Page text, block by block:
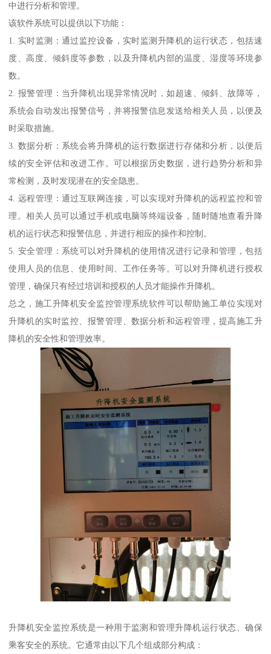
中进行分析和管理。
该软件系统可以提供以下功能：
1. 实时监测：通过监控设备，实时监测升降机的运行状态，包括速
度、高度、倾斜度等参数，以及升降机内部的温度、湿度等环境参
数。
2. 报警管理：当升降机出现异常情况时，如超速、倾斜、故障等，
系统会自动发出报警信号，并将报警信息发送给相关人员，以便及
时采取措施。
3. 数据分析：系统会将升降机的运行数据进行存储和分析，以便后
续的安全评估和改进工作。可以根据历史数据，进行趋势分析和异
常检测，及时发现潜在的安全隐患。
4. 远程管理：通过互联网连接，可以实现对升降机的远程监控和管
理。相关人员可以通过手机或电脑等终端设备，随时随地查看升降
机的运行状态和报警信息，并进行相应的操作和控制。
5. 安全管理：系统可以对升降机的使用情况进行记录和管理，包括
使用人员的信息、使用时间、工作任务等。可以对升降机进行授权
管理，确保只有经过培训和授权的人员才能操作升降机。
总之，施工升降机安全监控管理系统软件可以帮助施工单位实现对
升降机的实时监控、报警管理、数据分析和远程管理，提高施工升
降机的安全性和管理效率。
升降机安全监控系统是一种用于监测和管理升降机运行状态、确保
乘客安全的系统。它通常由以下几个组成部分构成：